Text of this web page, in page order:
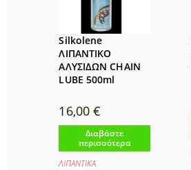
Silkolene
ΛΙΠΑΝΤΙΚΟ
ΑΛΥΣΙΔΩΝ CHAIN
LUBE 500ml
16,00€
Διαβάστε
περισσότερα
ΛΙΠΑΝΤΙΚΑ